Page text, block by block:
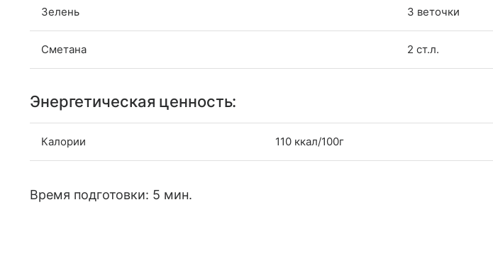
Зелень 3 веточки
Сметана 2 ст.л.
Энергетическая ценность:
Калории 110 ккал/100г
Время подготовки: 5 мин.